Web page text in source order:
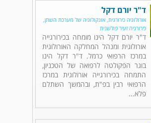
ד"ר יורם דקל
אורולוגיה כירורגית, אונקולוגיה של מערכת השתן,
כירורגיה זעיר פולשנית
ד"ר יורם דקל הינו מומחה בכירורגייה
אורולוגית ומנהל המחלקה האורולוגית
במרכז הרפואי כרמל. ד"ר דקל הינו
בוגר הפקולטה לרפואה של הטכניון,
התמחה בכירורגייה אורולוגית במרכז
הרפואי רבין בפ"ת, ובהמשך השתלם
פלא...